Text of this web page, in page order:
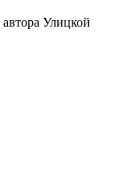
Улицкой